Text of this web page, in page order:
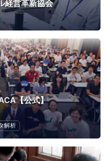
経営革新協会
【公式】
解析